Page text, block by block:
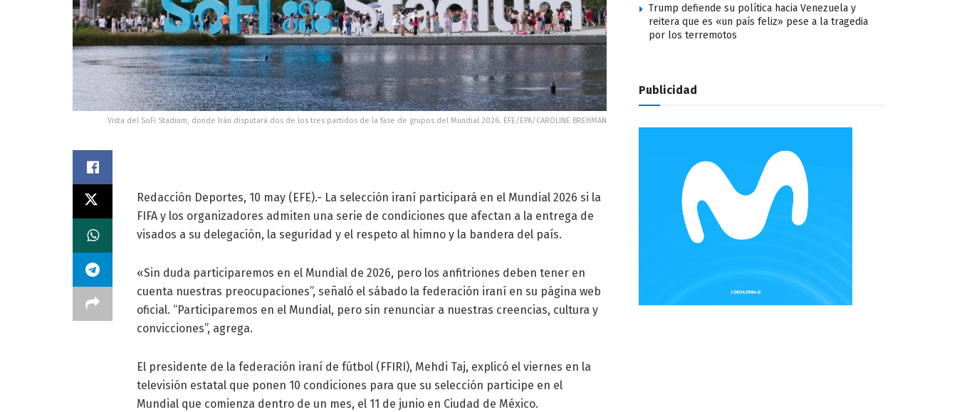
Vista del SoFi Stadium, donde Irán disputará dos de los tres partidos de la fase de grupos del Mundial 2026. EFE/EPA/CAROLINE BREHMAN
Redacción Deportes, 10 may (EFE).- La selección iraní participará en el Mundial 2026 si la
FIFA y los organizadores admiten una serie de condiciones que afectan a la entrega de
visados a su delegación, la seguridad y el respeto al himno y la bandera del país.
«Sin duda participaremos en el Mundial de 2026, pero los anfitriones deben tener en
cuenta nuestras preocupaciones”, señaló el sábado la federación iraní en su página web
oficial. “Participaremos en el Mundial, pero sin renunciar a nuestras creencias, cultura y
convicciones”, agrega.
El presidente de la federación iraní de fútbol (FFIRI), Mehdi Taj, explicó el viernes en la
televisión estatal que ponen 10 condiciones para que su selección participe en el
Mundial que comienza dentro de un mes, el 11 de junio en Ciudad de México.
Trump defiende su política hacia Venezuela y
reitera que es «un país feliz» pese a la tragedia
por los terremotos
Publicidad